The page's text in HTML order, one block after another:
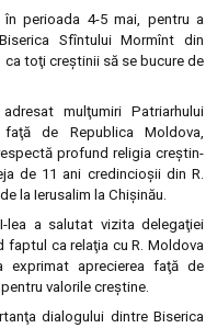
perioada 4-5 mai, pentru a
Sfîntului Mormînt din
ca toţi creştinii să se bucure de
mulţumiri Patriarhului
de Republica Moldova,
profund religia creştin-
de 11 ani credincioşii din R.
la Ierusalim la Chişinău.
lea a salutat vizita delegaţiei
faptul ca relaţia cu R. Moldova
exprimat aprecierea faţă de
valorile creştine.
dialogului dintre Biserica